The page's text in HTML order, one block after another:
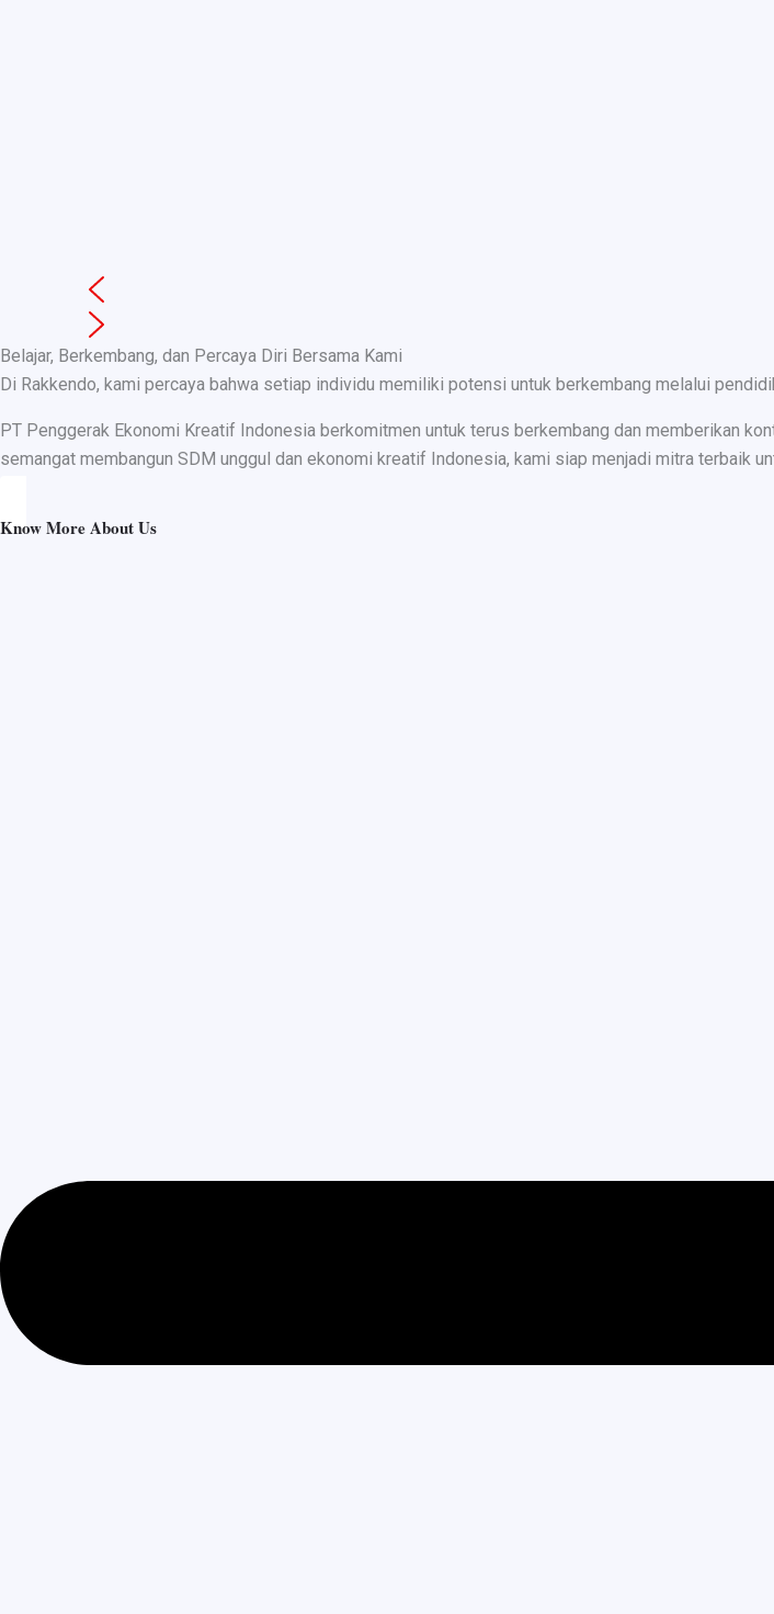
Belajar, Berkembang, dan Percaya Diri Bersama Kami
Di Rakkendo, kami percaya bahwa setiap individu memiliki potensi untuk berkembang melalui
PT Penggerak Ekonomi Kreatif Indonesia berkomitmen untuk terus berkembang dan memberikan
semangat membangun SDM unggul dan ekonomi kreatif Indonesia, kami siap menjadi mitra terbaik
Know More About Us